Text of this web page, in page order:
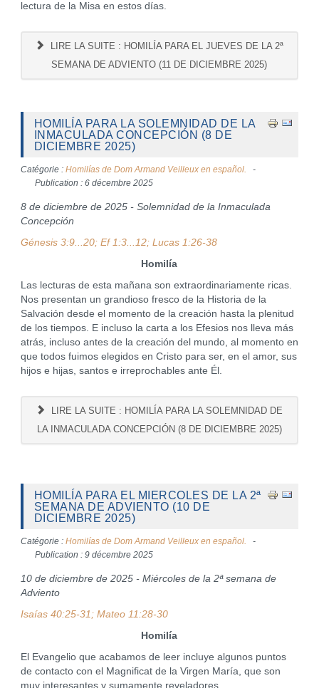
lectura de la Misa en estos días.
LIRE LA SUITE : HOMILÍA PARA EL JUEVES DE LA 2ª
SEMANA DE ADVIENTO (11 DE DICIEMBRE 2025)
HOMILÍA PARA LA SOLEMNIDAD DE LA
INMACULADA CONCEPCIÓN (8 DE
DICIEMBRE 2025)
Catégorie : Homilías de Dom Armand Veilleux en español.
Publication : 6 décembre 2025
8 de diciembre de 2025 - Solemnidad de la Inmaculada
Concepción
Génesis 3:9...20; Ef 1:3...12; Lucas 1:26-38
Homilía
Las lecturas de esta mañana son extraordinariamente ricas.
Nos presentan un grandioso fresco de la Historia de la
Salvación desde el momento de la creación hasta la plenitud
de los tiempos. E incluso la carta a los Efesios nos lleva más
atrás, incluso antes de la creación del mundo, al momento en
que todos fuimos elegidos en Cristo para ser, en el amor, sus
hijos e hijas, santos e irreprochables ante Él.
LIRE LA SUITE : HOMILÍA PARA LA SOLEMNIDAD DE
LA INMACULADA CONCEPCIÓN (8 DE DICIEMBRE 2025)
HOMILÍA PARA EL MIERCOLES DE LA 2ª
SEMANA DE ADVIENTO (10 DE
DICIEMBRE 2025)
Catégorie : Homilías de Dom Armand Veilleux en español.
Publication : 9 décembre 2025
10 de diciembre de 2025 - Miércoles de la 2ª semana de
Adviento
Isaías 40:25-31; Mateo 11:28-30
Homilía
El Evangelio que acabamos de leer incluye algunos puntos
de contacto con el Magnificat de la Virgen María, que son
muy interesantes y sumamente reveladores.